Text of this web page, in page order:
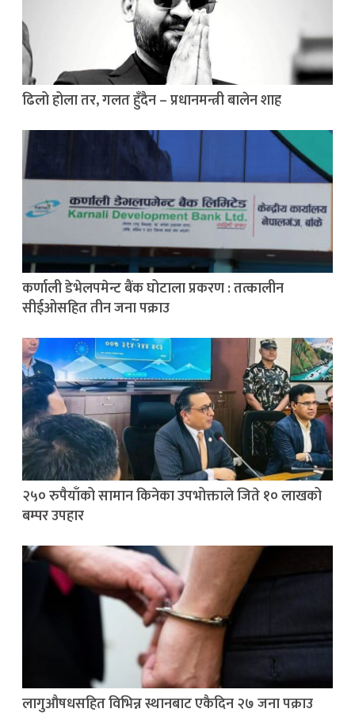
ढिलो होला तर, गलत हुँदैन – प्रधानमन्त्री बालेन शाह
कर्णाली डेभेलपमेन्ट बैंक घोटाला प्रकरण : तत्कालीन
सीईओसहित तीन जना पक्राउ
२५० रुपैयाँको सामान किनेका उपभोक्ताले जिते १० लाखको
बम्पर उपहार
लागुऔषधसहित विभिन्न स्थानबाट एकैदिन २७ जना पक्राउ